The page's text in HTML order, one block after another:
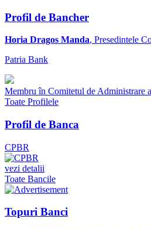
Profil de Bancher
Horia Dragos Manda, Presedintele
Patria Bank
Membru în Comitetul de Administrare
Toate Profilele
Profil de Banca
CPBR
vezi detalii
Toate Bancile
Topuri Banci